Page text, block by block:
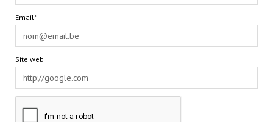
Email*
Site web